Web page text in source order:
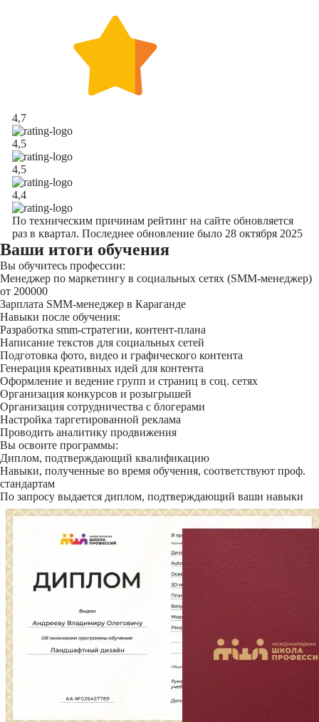
4,7
4,5
4,5
4,4
По техническим причинам рейтинг на сайте обновляется
раз в квартал. Последнее обновление было 28 октября 2025
Ваши итоги обучения
Вы обучитесь профессии:
Менеджер по маркетингу в социальных сетях (SMM-менеджер)
от 200000
Зарплата SMM-менеджер в Караганде
Навыки после обучения:
Разработка smm-стратегии, контент-плана
Написание текстов для социальных сетей
Подготовка фото, видео и графического контента
Генерация креативных идей для контента
Оформление и ведение групп и страниц в соц. сетях
Организация конкурсов и розыгрышей
Организация сотрудничества с блогерами
Настройка таргетированной реклама
Проводить аналитику продвижения
Вы освоите программы:
Диплом, подтверждающий квалификацию
Навыки, полученные во время обучения, соответствуют проф.
стандартам
По запросу выдается диплом, подтверждающий ваши навыки